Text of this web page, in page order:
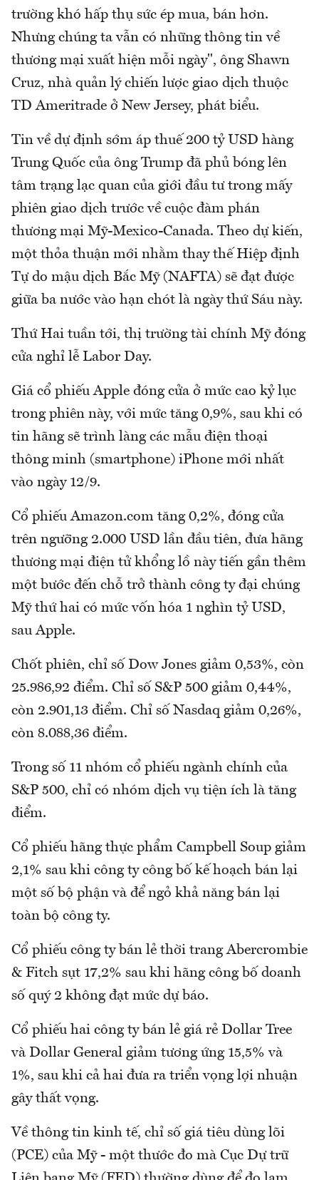
trường khó hấp thụ sức ép mua, bán hơn.
Nhưng chúng ta vẫn có những thông tin về
thương mại xuất hiện mỗi ngày", ông Shawn
Cruz, nhà quản lý chiến lược giao dịch thuộc
TD Ameritrade ở New Jersey, phát biểu.
Tin về dự định sớm áp thuế 200 tỷ USD hàng
Trung Quốc của ông Trump đã phủ bóng lên
tâm trạng lạc quan của giới đầu tư trong mấy
phiên giao dịch trước về cuộc đàm phán
thương mại Mỹ-Mexico-Canada. Theo dự kiến,
một thỏa thuận mới nhằm thay thế Hiệp định
Tự do mậu dịch Bắc Mỹ (NAFTA) sẽ đạt được
giữa ba nước vào hạn chót là ngày thứ Sáu này.
Thứ Hai tuần tới, thị trường tài chính Mỹ đóng
cửa nghỉ lễ Labor Day.
Giá cổ phiếu Apple đóng cửa ở mức cao kỷ lục
trong phiên này, với mức tăng 0,9%, sau khi có
tin hãng sẽ trình làng các mẫu điện thoại
thông minh (smartphone) iPhone mới nhất
vào ngày 12/9.
Cổ phiếu Amazon.com tăng 0,2%, đóng cửa
trên ngưỡng 2.000 USD lần đầu tiên, đưa hãng
thương mại điện tử khổng lồ này tiến gần thêm
một bước đến chỗ trở thành công ty đại chúng
Mỹ thứ hai có mức vốn hóa 1 nghìn tỷ USD,
sau Apple.
Chốt phiên, chỉ số Dow Jones giảm 0,53%, còn
25.986,92 điểm. Chỉ số S&P 500 giảm 0,44%,
còn 2.901,13 điểm. Chỉ số Nasdaq giảm 0,26%,
còn 8.088,36 điểm.
Trong số 11 nhóm cổ phiếu ngành chính của
S&P 500, chỉ có nhóm dịch vụ tiện ích là tăng
điểm.
Cổ phiếu hãng thực phẩm Campbell Soup giảm
2,1% sau khi công ty công bố kế hoạch bán lại
một số bộ phận và để ngỏ khả năng bán lại
toàn bộ công ty.
Cổ phiếu công ty bán lẻ thời trang Abercrombie
& Fitch sụt 17,2% sau khi hãng công bố doanh
số quý 2 không đạt mức dự báo.
Cổ phiếu hai công ty bán lẻ giá rẻ Dollar Tree
và Dollar General giảm tương ứng 15,5% và
1%, sau khi cả hai đưa ra triển vọng lợi nhuận
gây thất vọng.
Về thông tin kinh tế, chỉ số giá tiêu dùng lõi
(PCE) của Mỹ - một thước đo mà Cục Dự trữ